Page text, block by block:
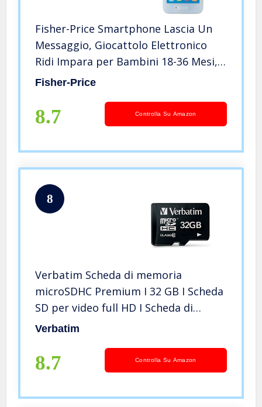
Fisher-Price Smartphone Lascia Un
Messaggio, Giocattolo Elettronico
Ridi Impara per Bambini 18-36 Mesi,
FPR15
Fisher-Price
8.7 Controlla Su Amazon
8
Verbatim Scheda di memoria
microSDHC Premium I 32 GB I Scheda
SD per video full HD I Scheda di
memoria nera resistente all’acqua e
smartphone tablet
Verbatim
8.7 Controlla Su Amazon